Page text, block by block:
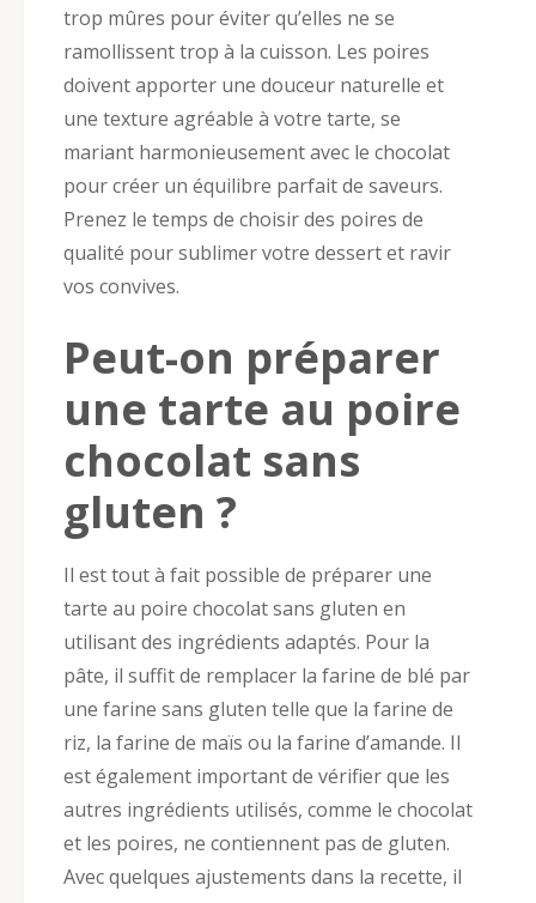
trop mûres pour éviter qu’elles ne se
ramollissent trop à la cuisson. Les poires
doivent apporter une douceur naturelle et
une texture agréable à votre tarte, se
mariant harmonieusement avec le chocolat
pour créer un équilibre parfait de saveurs.
Prenez le temps de choisir des poires de
qualité pour sublimer votre dessert et ravir
vos convives.
Peut-on préparer
une tarte au poire
chocolat sans
gluten ?
Il est tout à fait possible de préparer une
tarte au poire chocolat sans gluten en
utilisant des ingrédients adaptés. Pour la
pâte, il suffit de remplacer la farine de blé par
une farine sans gluten telle que la farine de
riz, la farine de maïs ou la farine d’amande. Il
est également important de vérifier que les
autres ingrédients utilisés, comme le chocolat
et les poires, ne contiennent pas de gluten.
Avec quelques ajustements dans la recette, il